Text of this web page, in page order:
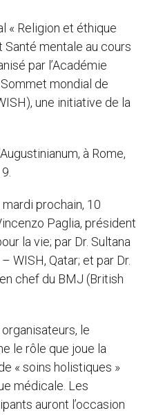
« Religion et éthique
mentale au cours
par l’Académie
mondial de
une initiative de la
à Rome,
prochain, 10
Paglia, président
la vie; par Dr. Sultana
WISH, Qatar; et par Dr.
chef du BMJ (British
le
le rôle que joue la
« soins holistiques »
médicale. Les
auront l’occasion